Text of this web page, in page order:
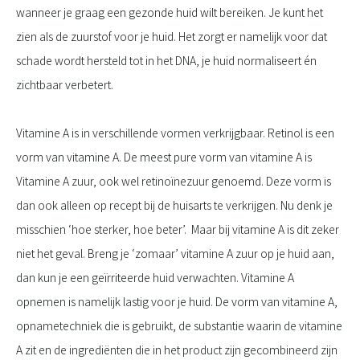
wanneer je graag een gezonde huid wilt bereiken. Je kunt het
zien als de zuurstof voor je huid. Het zorgt er namelijk voor dat
schade wordt hersteld tot in het DNA, je huid normaliseert én
zichtbaar verbetert.
Vitamine A is in verschillende vormen verkrijgbaar. Retinol is een
vorm van vitamine A. De meest pure vorm van vitamine A is
Vitamine A zuur, ook wel retinoïnezuur genoemd. Deze vorm is
dan ook alleen op recept bij de huisarts te verkrijgen. Nu denk je
misschien ‘hoe sterker, hoe beter’. Maar bij vitamine A is dit zeker
niet het geval. Breng je ‘zomaar’ vitamine A zuur op je huid aan,
dan kun je een geïrriteerde huid verwachten. Vitamine A
opnemen is namelijk lastig voor je huid. De vorm van vitamine A,
opnametechniek die is gebruikt, de substantie waarin de vitamine
A zit en de ingrediënten die in het product zijn gecombineerd zijn